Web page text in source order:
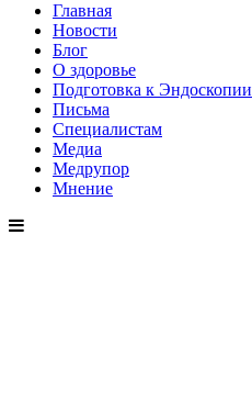
Главная
Новости
Блог
О здоровье
Подготовка к Эндоскопии
Письма
Специалистам
Медиа
Медрупор
Мнение